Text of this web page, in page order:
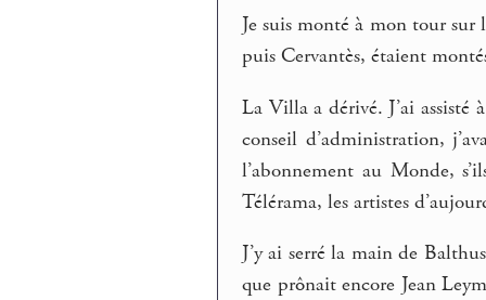
Je suis monté à mon tour
puis Cervantès, étaient
La Villa a dérivé. J’ai
conseil d’administration,
l’abonnement au Monde,
Télérama, les artistes
J’y ai serré la main de
que prônait encore Jean